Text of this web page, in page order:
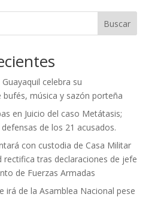
Buscar
celebra su
bufés, música y sazón porteña
en Juicio del caso Metátasis;
de los 21 acusados.
con custodia de Casa Militar
rectifica tras declaraciones de jefe
de Fuerzas Armadas
irá de la Asamblea Nacional pese